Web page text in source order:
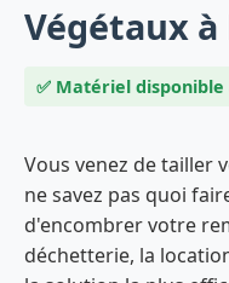
Végétaux
✅ Matériel
Vous venez de tailler
ne savez pas quoi
d'encombrer votre
déchetterie, la